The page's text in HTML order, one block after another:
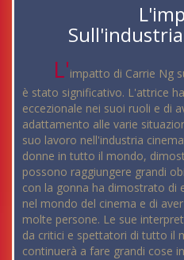
L'impatto di Carrie Ng
è stato significativo. L'attrice
eccezionale nei suoi ruoli e di
adattamento alle varie
suo lavoro nell'industria
donne in tutto il mondo,
possono raggiungere grandi
con la gonna ha dimostrato di
nel mondo del cinema e di
molte persone. Le sue
da critici e spettatori di tutto il
continuerà a fare grandi cose